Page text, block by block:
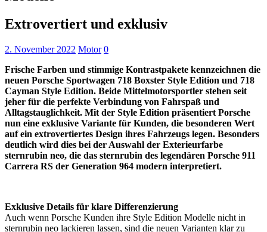
Extrovertiert und exklusiv
2. November 2022 Motor 0
Frische Farben und stimmige Kontrastpakete kennzeichnen die
neuen Porsche Sportwagen 718 Boxster Style Edition und 718
Cayman Style Edition. Beide Mittelmotorsportler stehen seit
jeher für die perfekte Verbindung von Fahrspaß und
Alltagstauglichkeit. Mit der Style Edition präsentiert Porsche
nun eine exklusive Variante für Kunden, die besonderen Wert
auf ein extrovertiertes Design ihres Fahrzeugs legen. Besonders
deutlich wird dies bei der Auswahl der Exterieurfarbe
sternrubin neo, die das sternrubin des legendären Porsche 911
Carrera RS der Generation 964 modern interpretiert.
Exklusive Details für klare Differenzierung
Auch wenn Porsche Kunden ihre Style Edition Modelle nicht in
sternrubin neo lackieren lassen, sind die neuen Varianten klar zu